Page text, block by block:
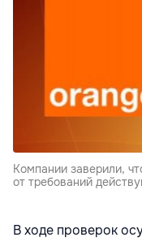
Компании заверили,
от требований
В ходе проверок